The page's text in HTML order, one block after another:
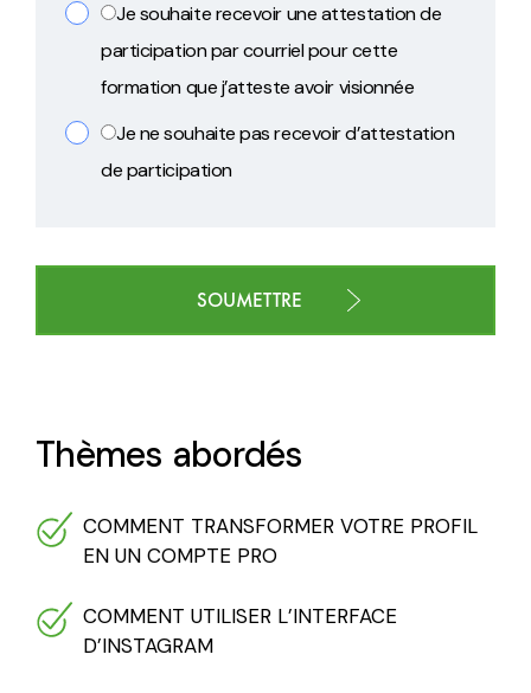
Je souhaite recevoir une attestation de
participation par courriel pour cette
formation que j’atteste avoir visionnée
Je ne souhaite pas recevoir d’attestation
de participation
Thèmes abordés
COMMENT TRANSFORMER VOTRE PROFIL
EN UN COMPTE PRO
COMMENT UTILISER L’INTERFACE
D’INSTAGRAM